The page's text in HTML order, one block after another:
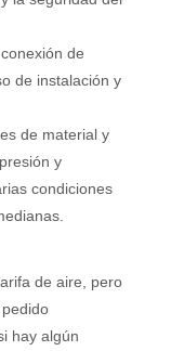
de
de instalación y
de material y
y
condiciones
de aire, pero
hay algún